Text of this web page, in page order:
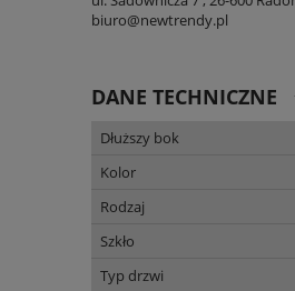
biuro@newtrendy.pl
DANE TECHNICZNE
Dłuższy bok
Kolor
Rodzaj
Szkło
Typ drzwi